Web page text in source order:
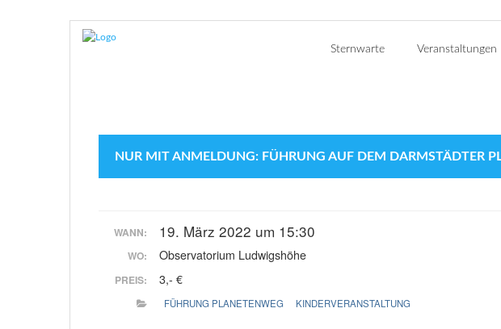
Sternwarte Veranstaltungen
NUR MIT ANMELDUNG: FÜHRUNG AUF DEM DARMSTÄDTER
WANN: 19. März 2022 um 15:30
WO: Observatorium Ludwigshöhe
PREIS: 3,- €
FÜHRUNG PLANETENWEG KINDERVERANSTALTUNG